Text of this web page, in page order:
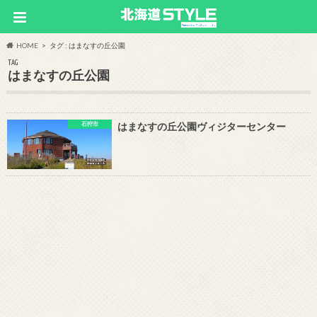
HOME タグ : はまなすの丘公園
TAG
はまなすの丘公園
石狩市 はまなすの丘公園ヴィジターセンター